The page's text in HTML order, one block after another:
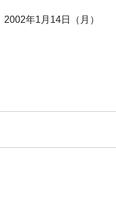
年1月14日（月）